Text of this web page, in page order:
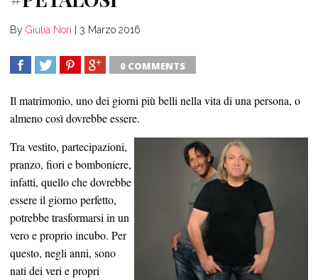
By Giulia Nori 3 Marzo 2016
0 COMMENTS
Il matrimonio, uno dei giorni più belli nella vita di una persona, o
almeno così dovrebbe essere.
Tra vestito, partecipazioni,
pranzo, fiori e bomboniere,
infatti, quello che dovrebbe
essere il giorno perfetto,
potrebbe trasformarsi in un
vero e proprio incubo. Per
questo, negli anni, sono
nati dei veri e propri